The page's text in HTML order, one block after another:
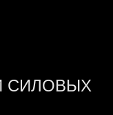
СИЛОВЫХ